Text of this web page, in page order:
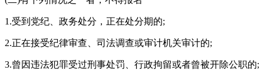
1.受到党纪、政务处分，正在处分期的;
2.正在接受纪律审查、司法调查或审计机关审计的;
3.曾因违法犯罪受过刑事处罚、行政拘留或者曾被开除公职的;